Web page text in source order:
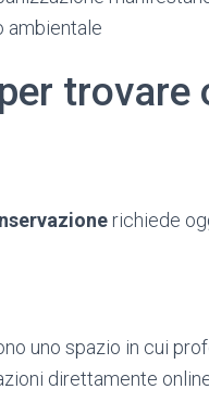
ambientale
trovare
richiede
uno spazio in cui
direttamente